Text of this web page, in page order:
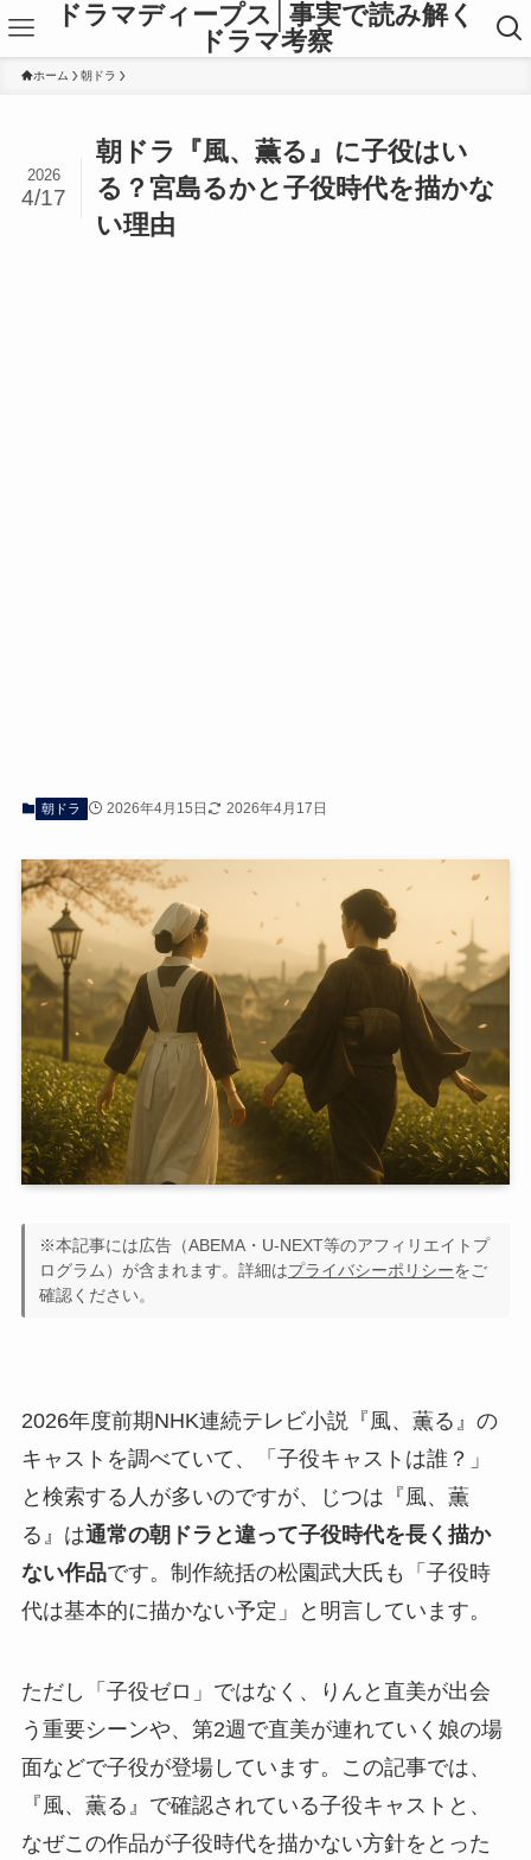
ドラマディープス│事実で読み解く
ドラマ考察
ホーム 朝ドラ
朝ドラ『風、薫る』に子役はい
る？宮島るかと子役時代を描かな
い理由
2026
4/17
朝ドラ 2026年4月15日 2026年4月17日
※本記事には広告（ABEMA・U-NEXT等のアフィリエイトプ
ログラム）が含まれます。詳細はプライバシーポリシーをご
確認ください。
2026年度前期NHK連続テレビ小説『風、薫る』の
キャストを調べていて、「子役キャストは誰？」
と検索する人が多いのですが、じつは『風、薫
る』は通常の朝ドラと違って子役時代を長く描か
ない作品です。制作統括の松園武大氏も「子役時
代は基本的に描かない予定」と明言しています。
ただし「子役ゼロ」ではなく、りんと直美が出会
う重要シーンや、第2週で直美が連れていく娘の場
面などで子役が登場しています。この記事では、
『風、薫る』で確認されている子役キャストと、
なぜこの作品が子役時代を描かない方針をとった